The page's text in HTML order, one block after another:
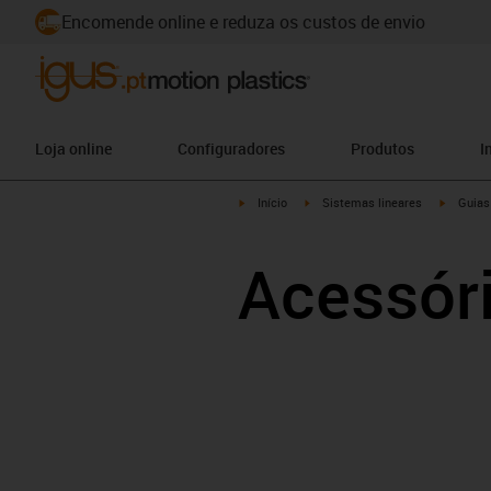
Encomende online e reduza os custos de envio
Loja online Configuradores Produtos
igus-icon-arrow-right
Início igus-icon-arrow-right
Sistemas lineares igus-